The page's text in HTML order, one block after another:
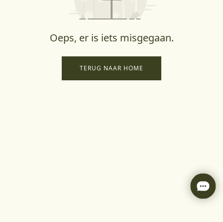
Oeps, er is iets misgegaan.
TERUG NAAR HOME